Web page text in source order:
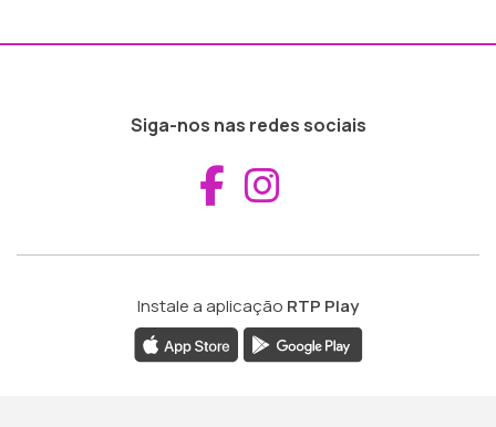
Siga-nos nas redes sociais
Aceder ao
Instale a aplicação RTP Play